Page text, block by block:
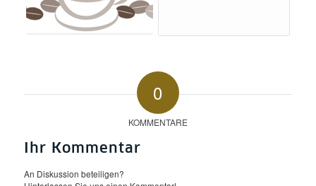
0
KOMMENTARE
Ihr Kommentar
An Diskussion beteiligen?